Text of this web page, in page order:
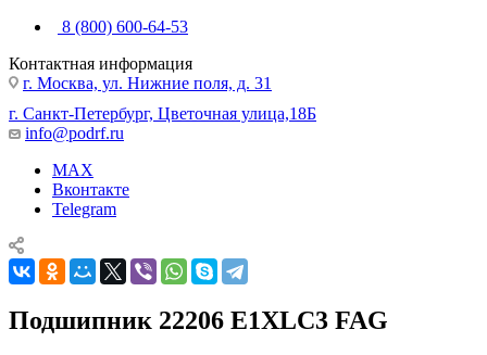
8 (800) 600-64-53
Контактная информация
г. Москва, ул. Нижние поля, д. 31
г. Санкт-Петербург, Цветочная улица,18Б
info@podrf.ru
MAX
Вконтакте
Telegram
Подшипник 22206 E1XLC3 FAG